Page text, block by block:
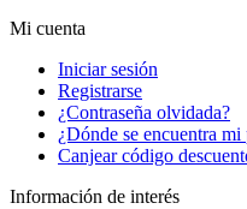
Mi cuenta
Iniciar sesión
Registrarse
¿Contraseña olvidada?
¿Dónde se encuentra mi
Canjear código
Información de interés